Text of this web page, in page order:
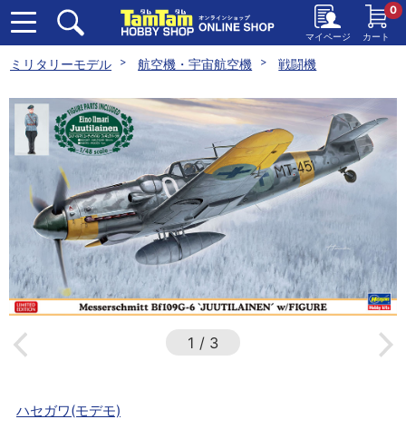
マイページ カート
0
ミリタリーモデル 航空機・宇宙航空機 戦闘機
1 / 3
ハセガワ(モデモ)